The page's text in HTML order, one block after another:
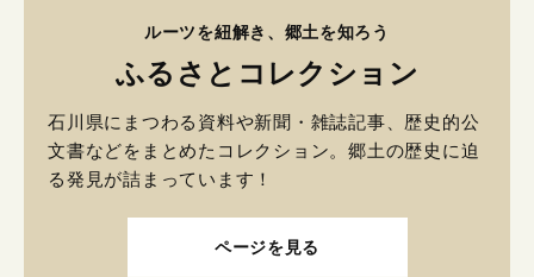
ルーツを紐解き、郷土を知ろう
ふるさとコレクション
石川県にまつわる資料や新聞・雑誌記事、歴史的公
文書などをまとめたコレクション。郷土の歴史に迫
る発見が詰まっています！
ページを見る